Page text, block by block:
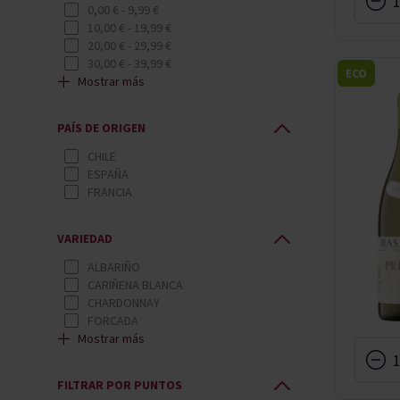
DO RUEDA
DO RÍAS BAIXAS
DO TERRA ALTA
DOQ PRIORAT
SIN DENOMINACION ORIGEN
VALLE DEL CURICÓ
0,00 € - 9,99 €
10,00 € - 19,99 €
20,00 € - 29,99 €
30,00 € - 39,99 €
50,00 €-59,99 €
160,00 €Y SUPERIOR
Mostrar más
PAÍS DE ORIGEN
CHILE
ESPAÑA
FRANCIA
VARIEDAD
ALBARIÑO
CARIÑENA BLANCA
CHARDONNAY
FORCADA
GARNACHA BLANCA
MACABEO
Mostrar más
FILTRAR POR PUNTOS
ECO